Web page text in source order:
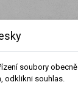
+420 491 462 001
soubory obecně
odklikni souhlas.